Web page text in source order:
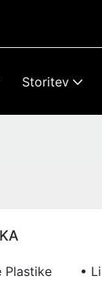
Storitev
Plastike
•